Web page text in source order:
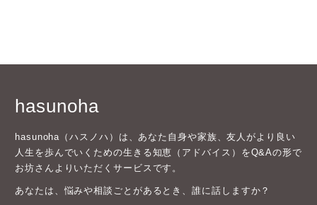
hasunoha
hasunoha（ハスノハ）は、あなた自身や家族、友人がより良い
人生を歩んでいくための生きる知恵（アドバイス）をQ&Aの形で
お坊さんよりいただくサービスです。
あなたは、悩みや相談ごとがあるとき、誰に話しますか？